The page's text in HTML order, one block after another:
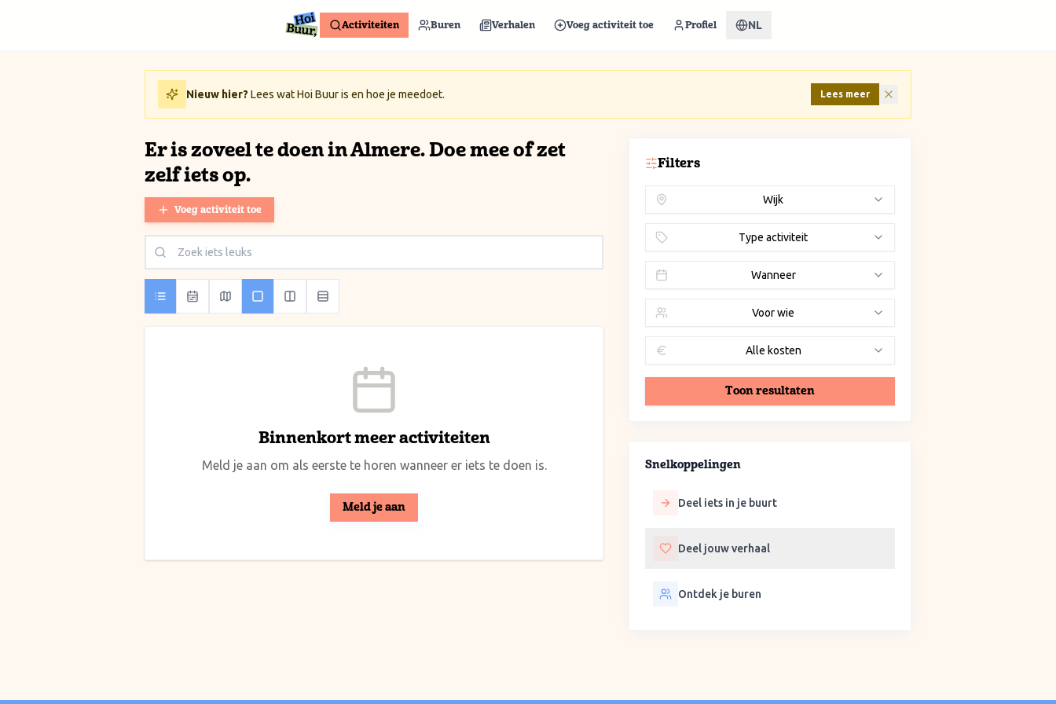
Activiteiten Buren Verhalen Voeg activiteit toe Profiel NL
Nieuw hier? Lees wat Hoi Buur is en hoe je meedoet. Lees meer
Er is zoveel te doen in Almere. Doe mee of zet
zelf iets op.
Voeg activiteit toe
Binnenkort meer activiteiten
Meld je aan om als eerste te horen wanneer er iets te doen is.
Meld je aan
Filters
Wijk
Type activiteit
Wanneer
Voor wie
Alle kosten
Toon resultaten
Snelkoppelingen
Deel iets in je buurt
Deel jouw verhaal
Ontdek je buren